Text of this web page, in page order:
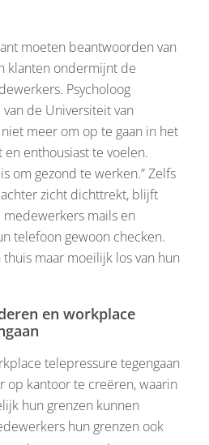
moeten beantwoorden van
klanten ondermijnt de
Psycholoog
de Universiteit van
meer om op te gaan in het
enthousiast te voelen.
om gezond te werken.” Zelfs
zicht dichttrekt, blijft
mails en
telefoon gewoon checken.
maar moeilijk los van hun
en workplace
telepressure tegengaan
op kantoor te creëren, waarin
hun grenzen kunnen
hun grenzen ook